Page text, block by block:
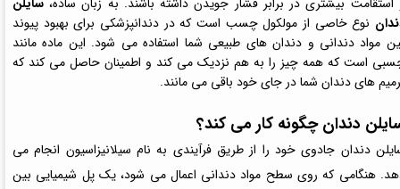
نوع خاصی از مولکول چسب است که در دندانپزشکی برای بهبود پیوند
مواد دندانی و دندان های طبیعی شما استفاده می شود. این ماده مانند
است که همه چیز را به هم نزدیک می کند و اطمینان حاصل می کند که
های دندان شما در جای خود باقی می مانند.
دندان چگونه کار می کند؟
دندان جادوی خود را از طریق فرآیندی به نام سیلانیزاسیون انجام می
هنگامی که روی سطح مواد دندانی اعمال می شود، یک پل شیمیایی بین